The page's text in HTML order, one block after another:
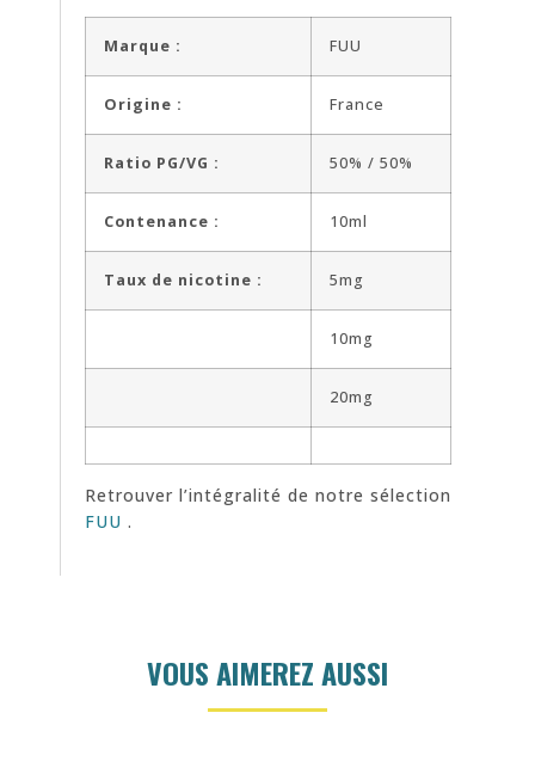
Marque : FUU
Origine : France
Ratio PG/VG : 50% / 50%
Contenance : 10ml
Taux de nicotine : 5mg
10mg
20mg
Retrouver l’intégralité de notre sélection
FUU .
VOUS AIMEREZ AUSSI